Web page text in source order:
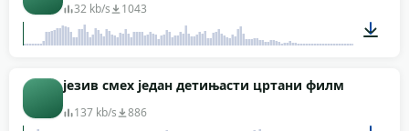
32 kb/s 1043
језив смех један детињасти цртани филм
137 kb/s 886